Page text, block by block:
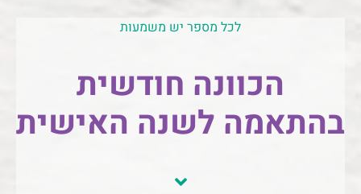
לכל מספר יש משמעות
הכוונה חודשית
בהתאמה לשנה האישית